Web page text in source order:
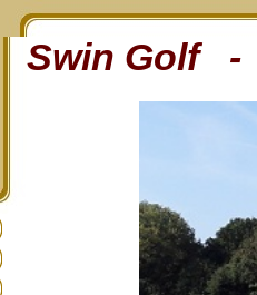
Swin Golf -